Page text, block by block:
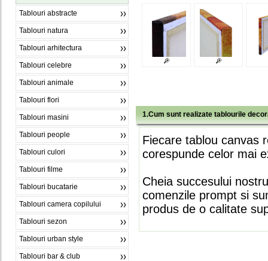
Tablouri abstracte
Tablouri natura
Tablouri arhitectura
Tablouri celebre
Tablouri animale
Tablouri flori
Tablouri masini
Tablouri people
Tablouri culori
Tablouri filme
Tablouri bucatarie
Tablouri camera copilului
Tablouri sezon
Tablouri urban style
Tablouri bar & club
1.Cum sunt realizate tablourile
Fiecare tablou canvas
corespunde celor mai
Cheia succesului
comenzile prompt si
produs de o calitate